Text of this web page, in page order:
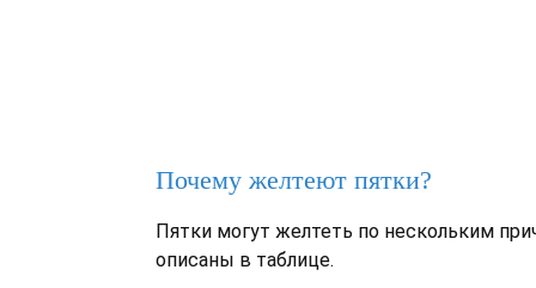
Почему желтеют пятки?
Пятки могут желтеть по нескольким
описаны в таблице.